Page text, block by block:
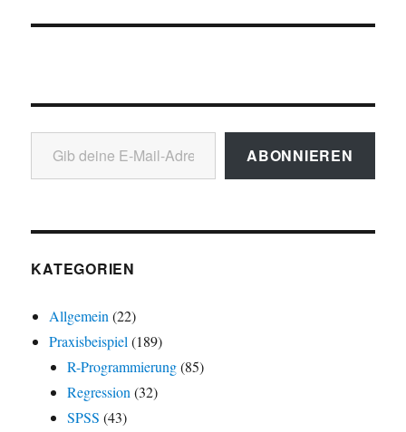
Gib deine E-Mail-Adresse ein ...
ABONNIEREN
KATEGORIEN
Allgemein(22)
Praxisbeispiel(189)
R-Programmierung(85)
Regression(32)
SPSS (43)